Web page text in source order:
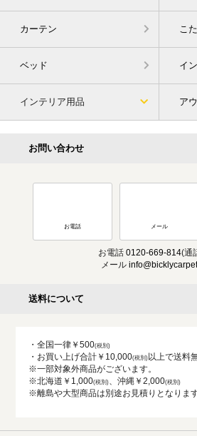
カーテン こ
ベッド イ
インテリア用品 ア
お問い合わせ
お電話 メール
お電話 0120-669-814(通
メール
送料について
・全国一律￥500
・お買い上げ合計￥10,000
以上で送料
※一部対象外商品がございます。
※北海道￥1,000
、沖縄￥2,000
※離島や大型商品は別途お見積りとなります